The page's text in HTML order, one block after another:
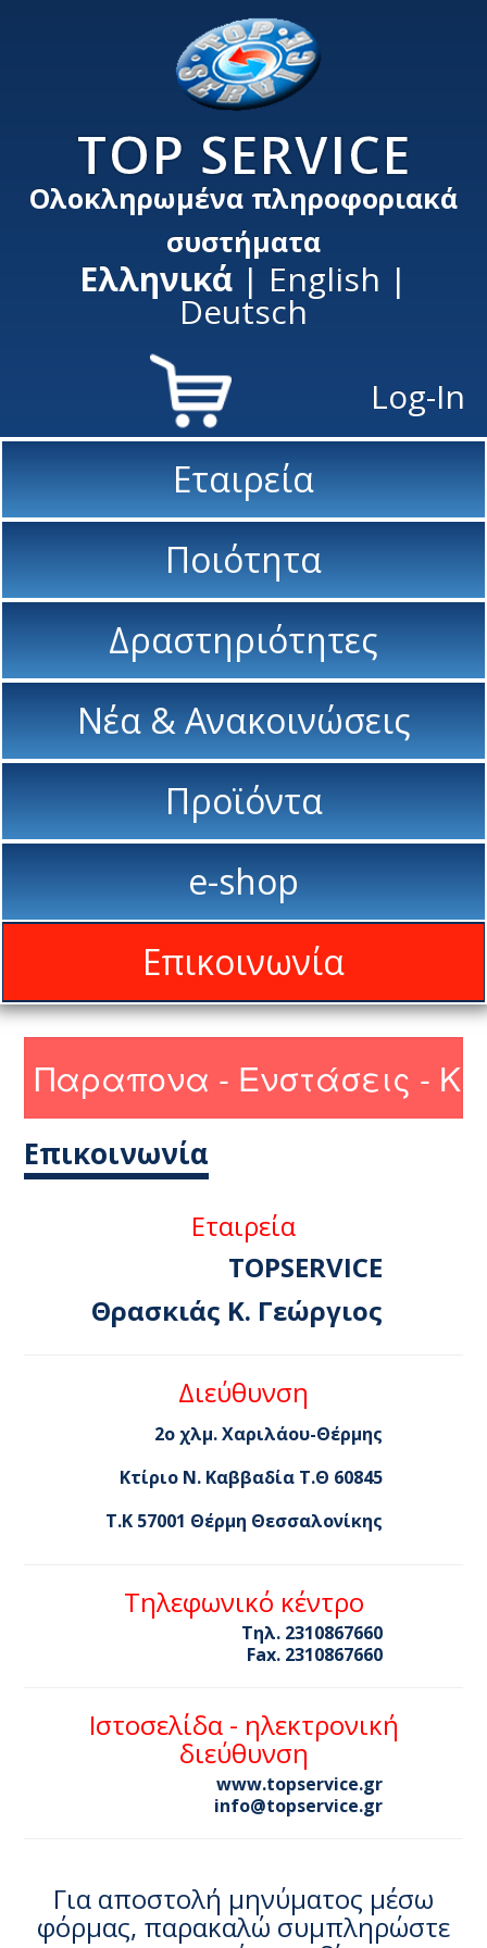
TOP SERVICE
Ολοκληρωμένα πληροφοριακά
συστήματα
Ελληνικά | English |
Deutsch
Log-In
Εταιρεία
Ποιότητα
Δραστηριότητες
Νέα & Ανακοινώσεις
Προϊόντα
e-shop
Επικοινωνία
Επικοινωνία
Εταιρεία
TOPSERVICE
Θρασκιάς Κ. Γεώργιος
Διεύθυνση
2ο χλμ. Χαριλάου-Θέρμης
Κτίριο Ν. Καββαδία Τ.Θ 60845
T.K 57001 Θέρμη Θεσσαλονίκης
Τηλεφωνικό κέντρο
Τηλ. 2310867660
Fax. 2310867660
Ιστοσελίδα - ηλεκτρονική
διεύθυνση
www.topservice.gr
info@topservice.gr
Για αποστολή μηνύματος μέσω
φόρμας, παρακαλώ συμπληρώστε